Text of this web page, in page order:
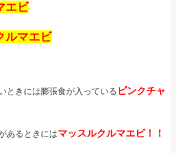
エビ
ルマエビ
ときには膨張食が入っている ピンクチャ
あるときにはマッスルクルマエビ！！